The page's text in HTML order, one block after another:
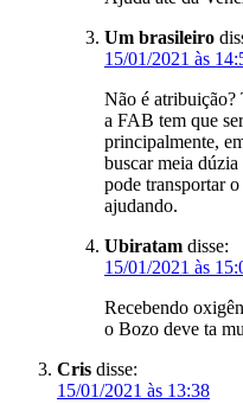
Um brasileiro
15/01/2021 às
Não é atribuição?
a FAB tem que
principalmente,
buscar meia
pode transportar
ajudando.
Ubiratam disse:
15/01/2021 às
Recebendo
o Bozo deve ta
Cris disse:
15/01/2021 às 13:38